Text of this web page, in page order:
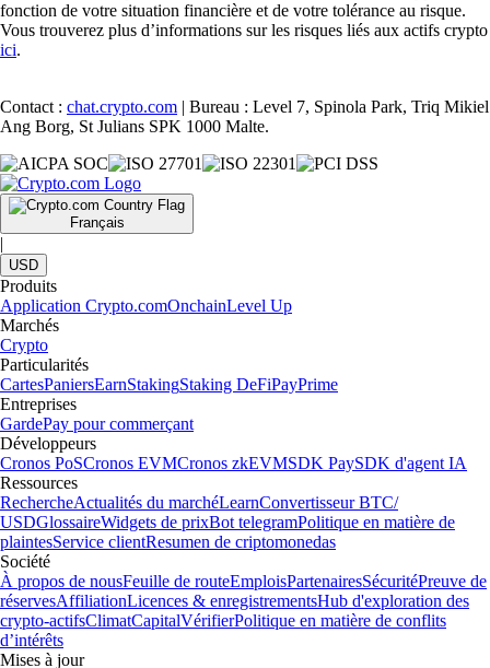
fonction de votre situation financière et de votre tolérance au risque.
Vous trouverez plus d’informations sur les risques liés aux actifs crypto
ici.
Contact : chat.crypto.com | Bureau : Level 7, Spinola Park, Triq Mikiel
Ang Borg, St Julians SPK 1000 Malte.
Français
|
USD
Produits
Application Crypto.comOnchainLevel Up
Marchés
Crypto
Particularités
CartesPaniersEarnStakingStaking DeFiPayPrime
Entreprises
GardePay pour commerçant
Développeurs
Cronos PoSCronos EVMCronos zkEVMSDK PaySDK d'agent IA
Ressources
RechercheActualités du marchéLearnConvertisseur BTC/
USDGlossaireWidgets de prixBot telegramPolitique en matière de
plaintesService clientResumen de criptomonedas
Société
À propos de nousFeuille de routeEmploisPartenairesSécuritéPreuve de
réservesAffiliationLicences & enregistrementsHub d'exploration des
crypto-actifsClimatCapitalVérifierPolitique en matière de conflits
d’intérêts
Mises à jour